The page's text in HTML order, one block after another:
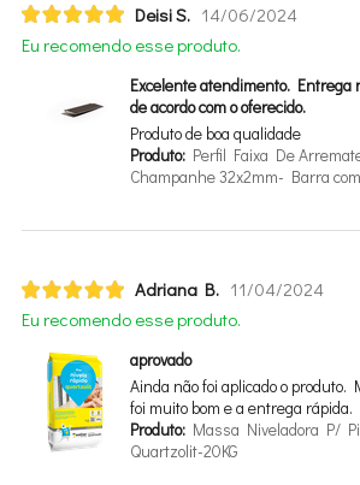
Deisi S. 14/06/2024
Eu recomendo esse produto.
Excelente atendimento. Entrega
de acordo com o oferecido.
Produto de boa qualidade
Produto:Perfil Faixa De
Champanhe 32x2mm- Barra
Adriana B. 11/04/2024
Eu recomendo esse produto.
aprovado
Ainda não foi aplicado o produto.
foi muito bom e a entrega rápida.
Produto:Massa Niveladora P/
Quartzolit-20KG